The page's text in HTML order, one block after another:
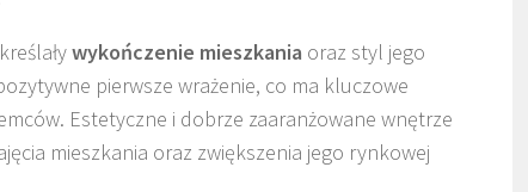
wykończenie mieszkania oraz styl jego
pierwsze wrażenie, co ma kluczowe
Estetyczne i dobrze zaaranżowane wnętrze
mieszkania oraz zwiększenia jego rynkowej